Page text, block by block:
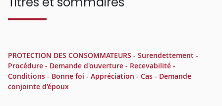
PROTECTION DES CONSOMMATEURS - Surendettement -
Procédure - Demande d'ouverture - Recevabilité -
Conditions - Bonne foi - Appréciation - Cas - Demande
conjointe d'époux